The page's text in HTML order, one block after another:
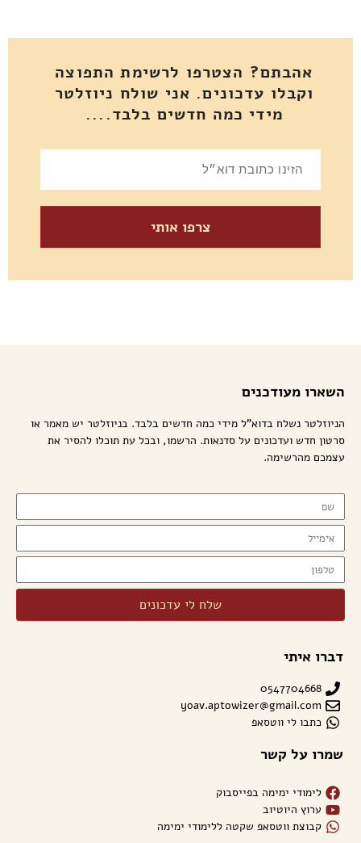
אהבתם? הצטרפו לרשימת התפוצה
וקבלו עדכונים. אני שולח ניוזלטר
מידי כמה חדשים בלבד....
צרפו אותי
השארו מעודכנים
הניוזלטר נשלח בדוא"ל מידי כמה חדשים בלבד. בניוזלטר יש מאמר או
סרטון חדש ועדכונים על סדנאות. הרשמו, ובכל עת תוכלו להסיר את
עצמכם מהרשימה.
שלח לי עדכונים
דברו איתי
0547704668
yoav.aptowizer@gmail.com
כתבו לי ווטסאפ
שמרו על קשר
לימודי ימימה בפייסבוק
ערוץ היוטיוב
קבוצת ווטסאפ שקטה ללימודי ימימה